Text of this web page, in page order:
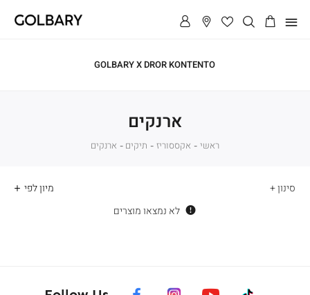
תפריט
GOLBARY X DROR KONTENTO
ארנקים
ראשי ראשי
אקססוריז אקססוריז
תיקים תיקים
ארנקים
סינון
לא נמצאו מוצרים
facebook instagram youtube tiktok